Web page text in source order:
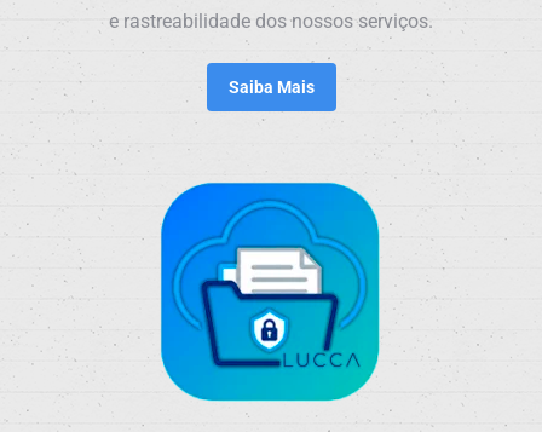
e rastreabilidade dos nossos serviços.
Saiba Mais